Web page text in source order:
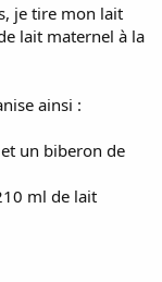
je tire mon lait
lait maternel à la
ainsi :
un biberon de
ml de lait